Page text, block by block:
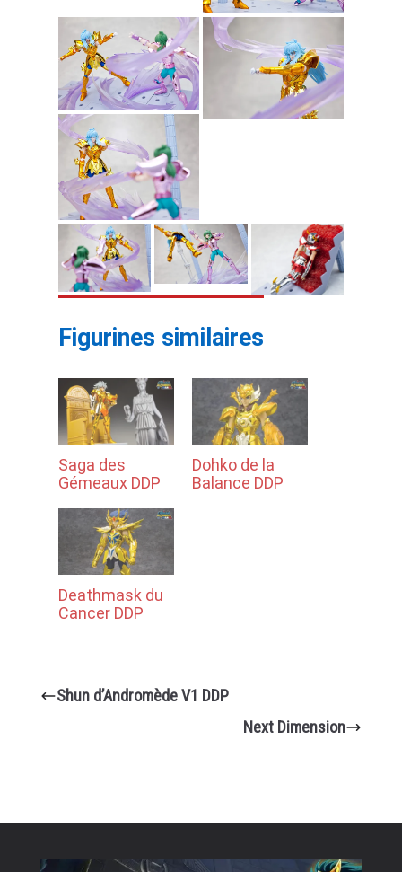
Figurines similaires
Saga des
Gémeaux DDP
Dohko de la
Balance DDP
Deathmask du
Cancer DDP
Shun d’Andromède V1 DDP
Next Dimension